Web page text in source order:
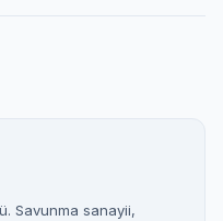
Savunma sanayii,